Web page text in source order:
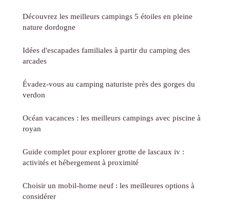
Découvrez les meilleurs campings 5 étoiles en pleine
nature dordogne
Idées d'escapades familiales à partir du camping des
arcades
Évadez-vous au camping naturiste près des gorges du
verdon
Océan vacances : les meilleurs campings avec piscine à
royan
Guide complet pour explorer grotte de lascaux iv :
activités et hébergement à proximité
Choisir un mobil-home neuf : les meilleures options à
considérer